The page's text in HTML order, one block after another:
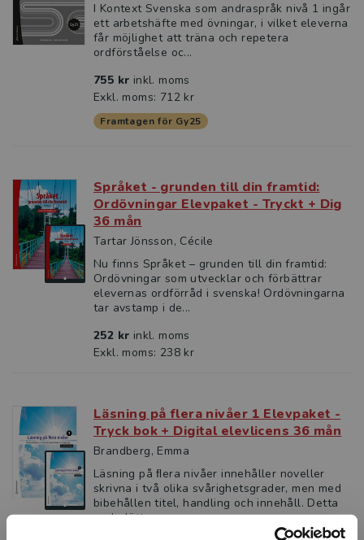
I Kontext Svenska som andraspråk nivå 1 ingår
ett arbetshäfte med övningar, i vilket eleverna
får möjlighet att träna och repetera
ordförståelse oc...
755 kr inkl. moms
Exkl. moms: 712 kr
Framtagen för Gy25
Språket - grunden till din framtid:
Ordövningar Elevpaket - Tryckt + Dig
36 mån
Tartar Jönsson, Cécile
Nu finns Språket – grunden till din framtid:
Ordövningar som utvecklar och förbättrar
elevernas ordförråd i svenska! Ordövningarna
tar avstamp i de...
252 kr inkl. moms
Exkl. moms: 238 kr
Läsning på flera nivåer 1 Elevpaket -
Tryck bok + Digital elevlicens 36 mån
Brandberg, Emma
Läsning på ﬂera nivåer innehåller noveller
skrivna i två olika svårighetsgrader, men med
bibehållen titel, handling och innehåll. Detta
underlättar...